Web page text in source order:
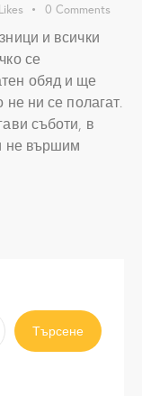
Likes 0 Comments
и всички
се
обяд и ще
ни се полагат.
съботи, в
не вършим
Търсене